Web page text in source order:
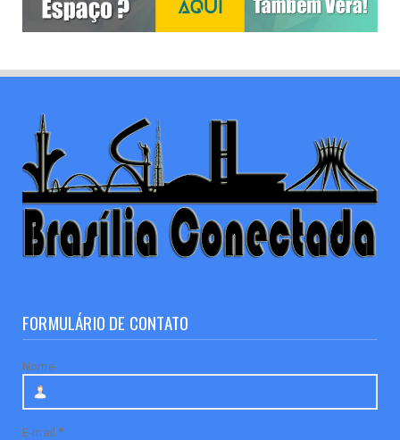
FORMULÁRIO DE CONTATO
Nome
E-mail*